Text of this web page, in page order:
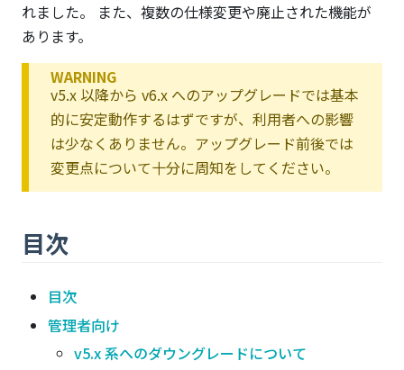
れました。 また、複数の仕様変更や廃止された機能が
あります。
WARNING
v5.x 以降から v6.x へのアップグレードでは基本
的に安定動作するはずですが、利用者への影響
は少なくありません。アップグレード前後では
変更点について十分に周知をしてください。
目次
目次
管理者向け
v5.x 系へのダウングレードについて